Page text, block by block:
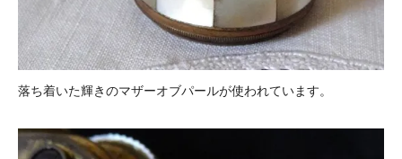
落ち着いた輝きのマザーオブパールが使われています。